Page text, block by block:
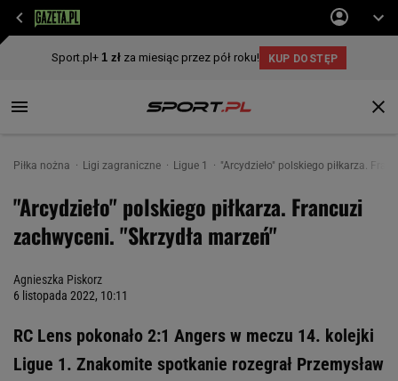
Piłka nożna Ligi zagraniczne Ligue 1 "Arcydzieło" polskiego piłkarza.
"Arcydzieło" polskiego piłkarza. Francuzi
zachwyceni. "Skrzydła marzeń"
Agnieszka Piskorz
6 listopada 2022, 10:11
RC Lens pokonało 2:1 Angers w meczu 14. kolejki
Ligue 1. Znakomite spotkanie rozegrał Przemysław